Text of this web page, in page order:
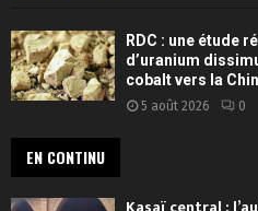
RDC : une étude
d’uranium
cobalt vers la
5 août 2026 0
EN CONTINU